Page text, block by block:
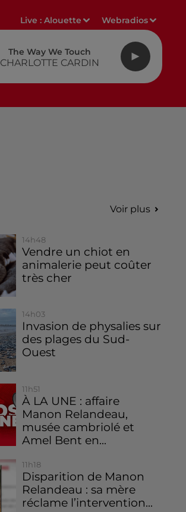
Live :Alouette Webradios
The Way We Touch
CHARLOTTE CARDIN
Voir plus
14h48
Vendre un chiot en
animalerie peut coûter
très cher
14h03
Invasion de physalies sur
des plages du Sud-
Ouest
11h51
À LA UNE : affaire
Manon Relandeau,
musée cambriolé et
Amel Bent en...
11h18
Disparition de Manon
Relandeau : sa mère
réclame l’intervention...